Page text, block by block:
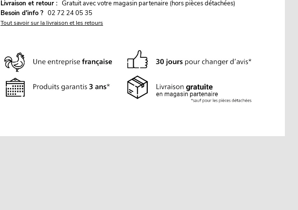
Livraison et retour : Gratuit avec votre magasin partenaire (hors pièces détachées)
Besoin d'info ? 02 72 24 05 35
Tout savoir sur la livraison et les retours